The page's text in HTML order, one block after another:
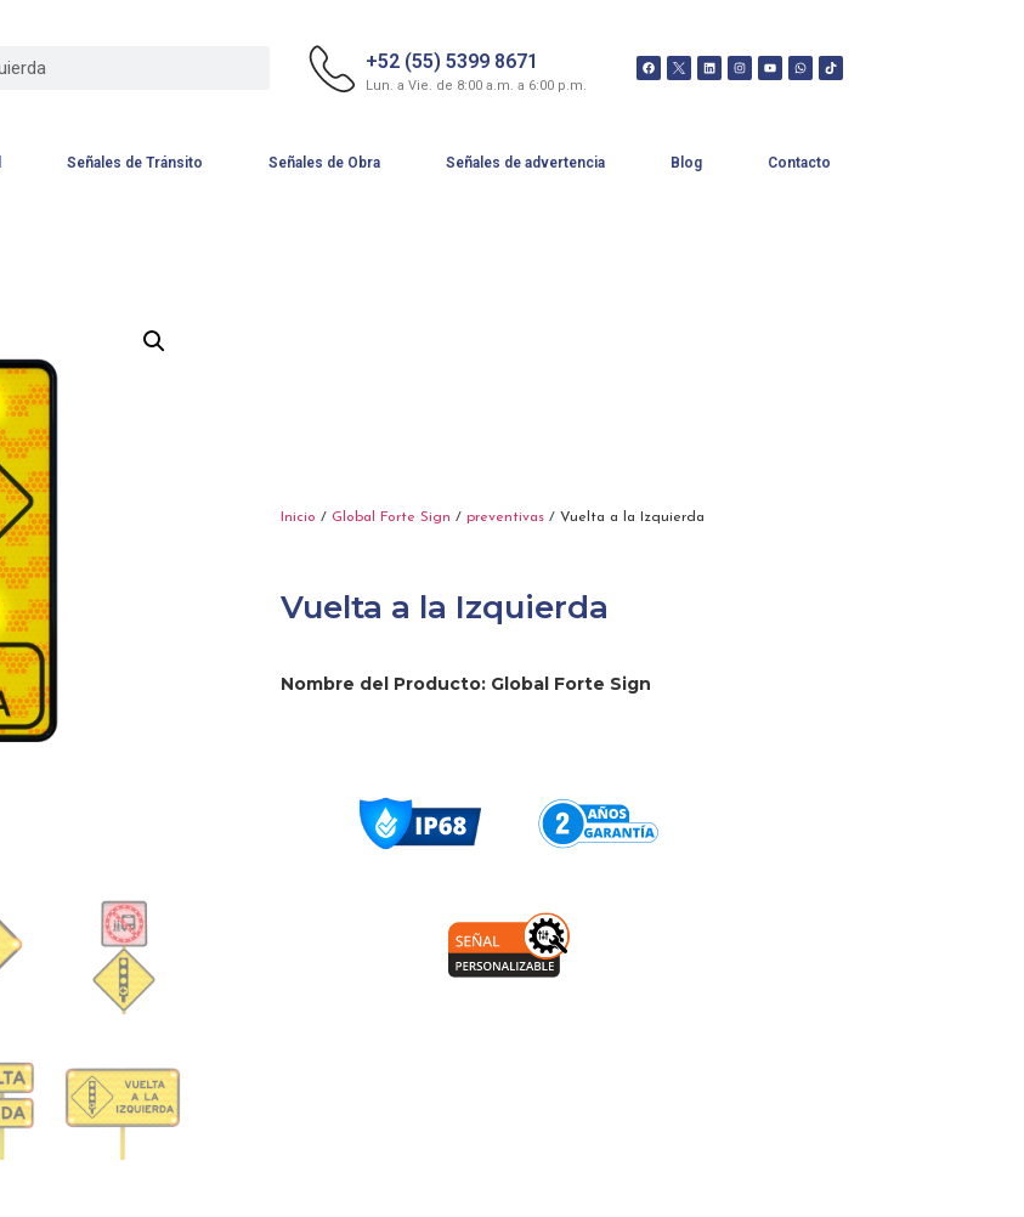
+52 (55) 5399 8671
Lun. a Vie. de 8:00 a.m. a 6:00 p.m.
Señales de Tránsito Señales de Obra Señales de advertencia Blog Contacto
Inicio / Global Forte Sign / preventivas / Vuelta a la Izquierda
Vuelta a la Izquierda
Nombre del Producto: Global Forte Sign